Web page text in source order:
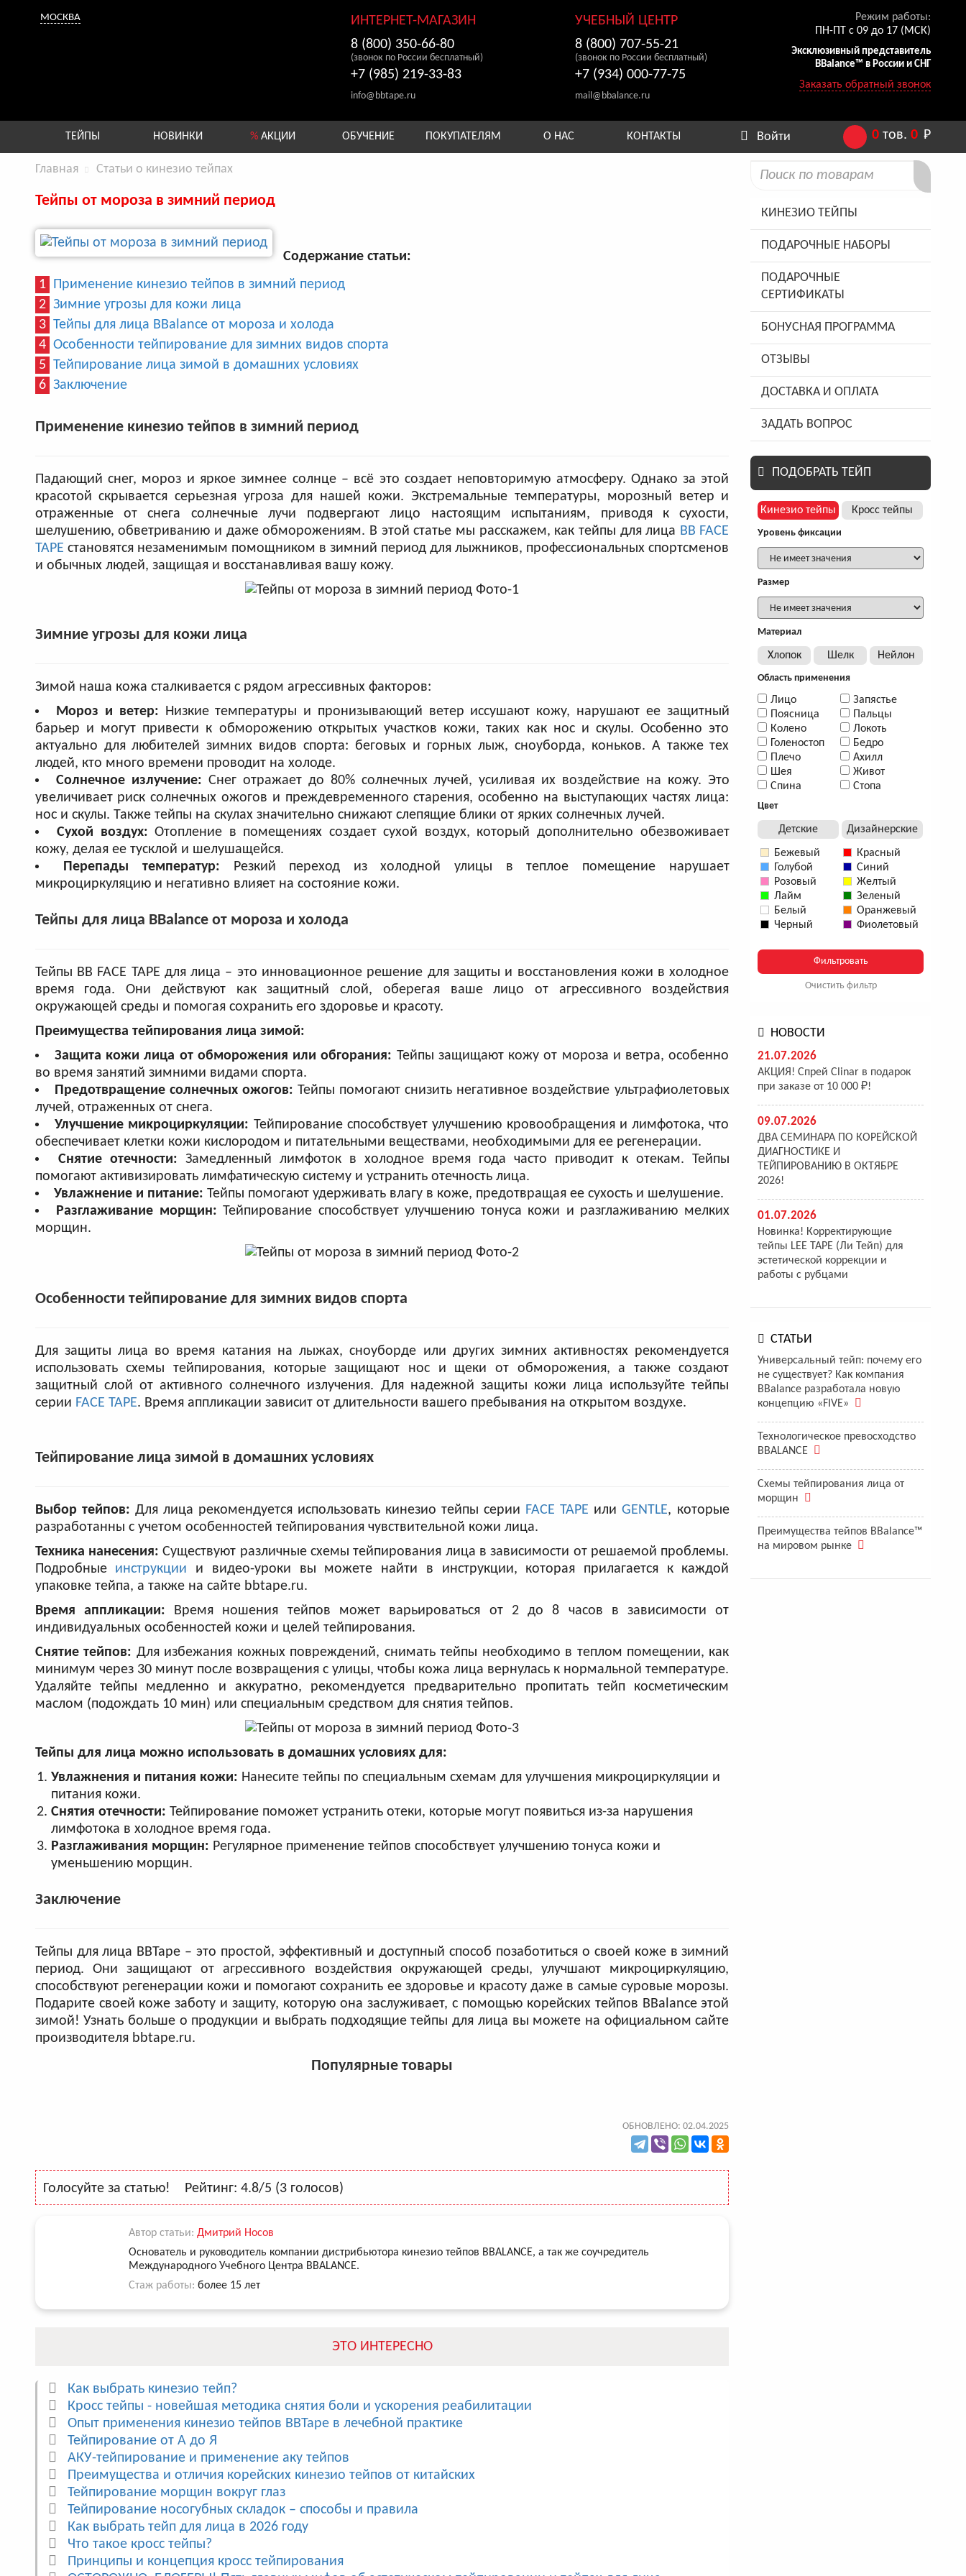
МОСКВА
ИНТЕРНЕТ-МАГАЗИН
8 (800) 350-66-80
(звонок по России бесплатный)
+7 (985) 219-33-83
info@bbtape.ru
УЧЕБНЫЙ ЦЕНТР
8 (800) 707-55-21
(звонок по России бесплатный)
+7 (934) 000-77-75
mail@bbalance.ru
Режим работы:
ПН-ПТ с 09 до 17 (МСК)
Эксклюзивный представитель
BBalance™ в России и СНГ
Заказать обратный звонок
ТЕЙПЫ НОВИНКИ % АКЦИИ ОБУЧЕНИЕ ПОКУПАТЕЛЯМ О НАС КОНТАКТЫ Войти 0 тов.0 Р
Главная Статьи о кинезио тейпах
Тейпы от мороза в зимний период
Содержание статьи:
1
Применение кинезио тейпов в зимний период
2 Зимние угрозы для кожи лица
3 Тейпы для лица BBalance от мороза и холода
4 Особенности тейпирование для зимних видов спорта
5 Тейпирование лица зимой в домашних условиях
6 Заключение
Применение кинезио тейпов в зимний период
Падающий снег, мороз и яркое зимнее солнце – всё это создает неповторимую атмосферу. Однако за этой
красотой скрывается серьезная угроза для нашей кожи. Экстремальные температуры, морозный ветер и
отраженные от снега солнечные лучи подвергают лицо настоящим испытаниям, приводя к сухости,
шелушению, обветриванию и даже обморожениям. В этой статье мы расскажем, как тейпы для лица BB FACE
TAPE становятся незаменимым помощником в зимний период для лыжников, профессиональных спортсменов
и обычных людей, защищая и восстанавливая вашу кожу.
Зимние угрозы для кожи лица
Зимой наша кожа сталкивается с рядом агрессивных факторов:
Мороз и ветер:
Низкие температуры и пронизывающий ветер иссушают кожу, нарушают ее защитный
барьер и могут привести к обморожению открытых участков кожи, таких как нос и скулы. Особенно это
актуально для любителей зимних видов спорта: беговых и горных лыж, сноуборда, коньков. А также тех
людей, кто много времени проводит на холоде.
Солнечное излучение: Снег отражает до 80% солнечных лучей, усиливая их воздействие на кожу. Это
увеличивает риск солнечных ожогов и преждевременного старения, особенно на выступающих частях лица:
нос и скулы. Также тейпы на скулах значительно снижают слепящие блики от ярких солнечных лучей.
Сухой воздух: Отопление в помещениях создает сухой воздух, который дополнительно обезвоживает
кожу, делая ее тусклой и шелушащейся.
Перепады температур:
Резкий переход из холодной улицы в теплое помещение нарушает
микроциркуляцию и негативно влияет на состояние кожи.
Тейпы для лица BBalance от мороза и холода
Тейпы BB FACE TAPE для лица – это инновационное решение для защиты и восстановления кожи в холодное
время года. Они действуют как защитный слой, оберегая ваше лицо от агрессивного воздействия
окружающей среды и помогая сохранить его здоровье и красоту.
Преимущества тейпирования лица зимой:
Защита кожи лица от обморожения или обгорания: Тейпы защищают кожу от мороза и ветра, особенно
во время занятий зимними видами спорта.
Предотвращение солнечных ожогов: Тейпы помогают снизить негативное воздействие ультрафиолетовых
лучей, отраженных от снега.
Улучшение микроциркуляции: Тейпирование способствует улучшению кровообращения и лимфотока, что
обеспечивает клетки кожи кислородом и питательными веществами, необходимыми для ее регенерации.
Снятие отечности: Замедленный лимфоток в холодное время года часто приводит к отекам. Тейпы
помогают активизировать лимфатическую систему и устранить отечность лица.
Увлажнение и питание: Тейпы помогают удерживать влагу в коже, предотвращая ее сухость и шелушение.
Разглаживание морщин: Тейпирование способствует улучшению тонуса кожи и разглаживанию мелких
морщин.
Особенности тейпирование для зимних видов спорта
Для защиты лица во время катания на лыжах, сноуборде или других зимних активностях рекомендуется
использовать схемы тейпирования, которые защищают нос и щеки от обморожения, а также создают
защитный слой от активного солнечного излучения. Для надежной защиты кожи лица используйте тейпы
серии FACE TAPE. Время аппликации зависит от длительности вашего пребывания на открытом воздухе.
Тейпирование лица зимой в домашних условиях
Выбор тейпов: Для лица рекомендуется использовать кинезио тейпы серии FACE TAPE илиGENTLE, которые
разработанны с учетом особенностей тейпирования чувствительной кожи лица.
Техника нанесения: Существуют различные схемы тейпирования лица в зависимости от решаемой проблемы.
Подробные инструкции и видео-уроки вы можете найти в инструкции, которая прилагается к каждой
упаковке тейпа, а также на сайте bbtape.ru.
Время аппликации: Время ношения тейпов может варьироваться от 2 до 8 часов в зависимости от
индивидуальных особенностей кожи и целей тейпирования.
Снятие тейпов: Для избежания кожных повреждений, снимать тейпы необходимо в теплом помещении, как
минимум через 30 минут после возвращения с улицы, чтобы кожа лица вернулась к нормальной температуре.
Удаляйте тейпы медленно и аккуратно, рекомендуется предварительно пропитать тейп косметическим
маслом (подождать 10 мин) или специальным средством для снятия тейпов.
Тейпы для лица можно использовать в домашних условиях для:
Увлажнения и питания кожи: Нанесите тейпы по специальным схемам для улучшения микроциркуляции и
питания кожи.
Снятия отечности: Тейпирование поможет устранить отеки, которые могут появиться из-за нарушения
лимфотока в холодное время года.
Разглаживания морщин: Регулярное применение тейпов способствует улучшению тонуса кожи и
уменьшению морщин.
Заключение
Тейпы для лица BBTape – это простой, эффективный и доступный способ позаботиться о своей коже в зимний
период. Они защищают от агрессивного воздействия окружающей среды, улучшают микроциркуляцию,
способствуют регенерации кожи и помогают сохранить ее здоровье и красоту даже в самые суровые морозы.
Подарите своей коже заботу и защиту, которую она заслуживает, с помощью корейских тейпов BBalance этой
зимой! Узнать больше о продукции и выбрать подходящие тейпы для лица вы можете на официальном сайте
производителя bbtape.ru.
Популярные товары
ОБНОВЛЕНО: 02.04.2025
Голосуйте за статью! Рейтинг: 4.8/5 (3голосов)
Автор статьи: Дмитрий Носов
Основатель и руководитель компании дистрибьютора кинезио тейпов BBALANCE, а так же соучредитель
Международного Учебного Центра BBALANCE.
Стаж работы: более 15 лет
ЭТО ИНТЕРЕСНО
Как выбрать кинезио тейп?
Кросс тейпы - новейшая методика снятия боли и ускорения реабилитации
Опыт применения кинезио тейпов BBTape в лечебной практике
Тейпирование от А до Я
АКУ-тейпирование и применение аку тейпов
Преимущества и отличия корейских кинезио тейпов от китайских
Тейпирование морщин вокруг глаз
Тейпирование носогубных складок – способы и правила
Как выбрать тейп для лица в 2026 году
Что такое кросс тейпы?
Принципы и концепция кросс тейпирования
КИНЕЗИО ТЕЙПЫ
ПОДАРОЧНЫЕ НАБОРЫ
ПОДАРОЧНЫЕ
СЕРТИФИКАТЫ
БОНУСНАЯ ПРОГРАММА
ОТЗЫВЫ
ДОСТАВКА И ОПЛАТА
ЗАДАТЬ ВОПРОС
ПОДОБРАТЬ ТЕЙП
Кинезио тейпы Кросс тейпы
Уровень фиксации
Размер
Материал
Хлопок Шелк Нейлон
Область применения
Лицо
Поясница
Колено
Голеностоп
Плечо
Шея
Спина
Запястье
Пальцы
Локоть
Бедро
Ахилл
Живот
Стопа
Цвет
Детские Дизайнерские
Бежевый
Голубой
Розовый
Лайм
Белый
Черный
Красный
Синий
Желтый
Зеленый
Оранжевый
Фиолетовый
Очистить фильтр
НОВОСТИ
21.07.2026
АКЦИЯ! Спрей Clinar в подарок
при заказе от 10 000 ₽!
09.07.2026
ДВА СЕМИНАРА ПО КОРЕЙСКОЙ
ДИАГНОСТИКЕ И
ТЕЙПИРОВАНИЮ В ОКТЯБРЕ
2026!
01.07.2026
Новинка! Корректирующие
тейпы LEE TAPE (Ли Тейп) для
эстетической коррекции и
работы с рубцами
СТАТЬИ
Универсальный тейп: почему его
не существует? Как компания
BBalance разработала новую
концепцию «FIVE»
Технологическое превосходство
BBALANCE
Схемы тейпирования лица от
морщин
Преимущества тейпов BBalance™
на мировом рынке